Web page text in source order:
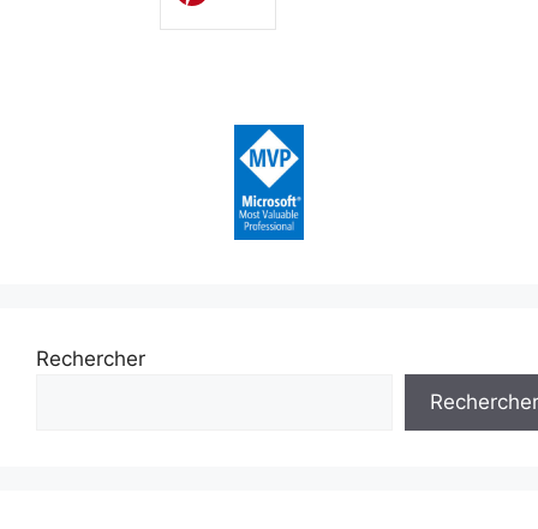
Rechercher
Rechercher